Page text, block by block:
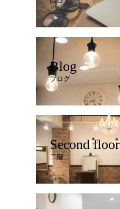
Blog
ブログ
Second floor
二階